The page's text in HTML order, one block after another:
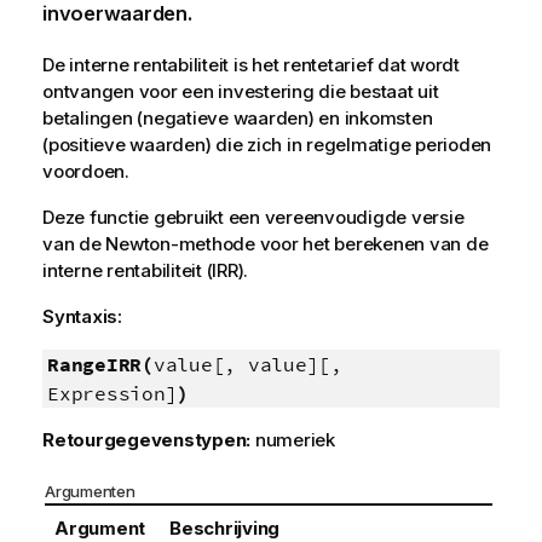
invoerwaarden.
De interne rentabiliteit is het rentetarief dat wordt
ontvangen voor een investering die bestaat uit
betalingen (negatieve waarden) en inkomsten
(positieve waarden) die zich in regelmatige perioden
voordoen.
Deze functie gebruikt een vereenvoudigde versie
van de Newton-methode voor het berekenen van de
interne rentabiliteit (IRR).
Syntaxis:
RangeIRR(value[, value][,
Expression] )
Retourgegevenstypen: numeriek
Argumenten
Argument Beschrijving